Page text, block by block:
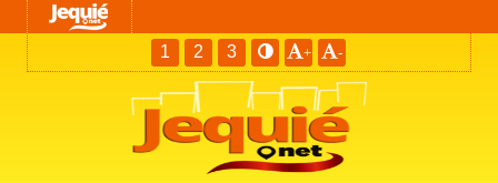
1 2 3 + -